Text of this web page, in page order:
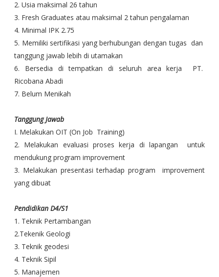
2. Usia maksimal 26 tahun
3. Fresh Graduates atau maksimal 2 tahun pengalaman
4. Minimal IPK 2.75
5. Memiliki sertifikasi yang berhubungan dengan tugas dan
tanggung jawab lebih di utamakan
6. Bersedia di tempatkan di seluruh area kerja PT.
Ricobana Abadi
7. Belum Menikah
Tanggung Jawab
I. Melakukan OIT (On Job Training)
2. Melakukan evaluasi proses kerja di lapangan untuk
mendukung program improvement
3. Melakukan presentasi terhadap program improvement
yang dibuat
Pendidikan D4/S1
1. Teknik Pertambangan
2.Tekenik Geologi
3. Teknik geodesi
4. Teknik Sipil
5. Manajemen